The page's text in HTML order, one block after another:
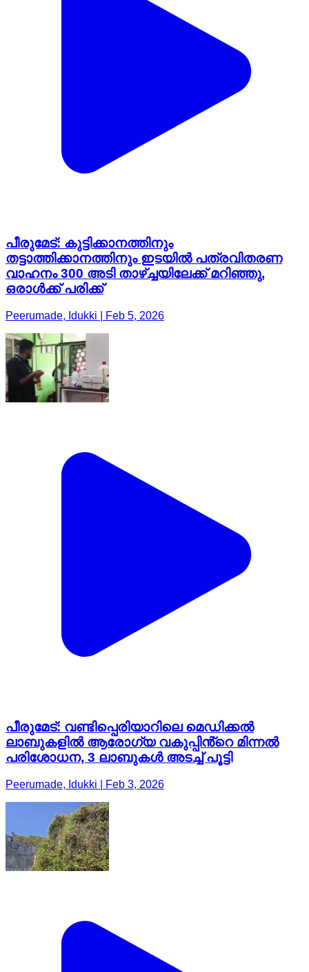
പീരുമേട്: കുട്ടിക്കാനത്തിനും
തട്ടാത്തിക്കാനത്തിനും ഇടയിൽ പത്രവിതരണ
വാഹനം 300 അടി താഴ്ച്ചയിലേക്ക് മറിഞ്ഞു,
ഒരാൾക്ക് പരിക്ക്
Peerumade, Idukki | Feb 5, 2026
പീരുമേട്: വണ്ടിപ്പെരിയാറിലെ മെഡിക്കൽ
ലാബുകളിൽ ആരോഗ്യ വകുപ്പിൻ്റെ മിന്നൽ
പരിശോധന, 3 ലാബുകൾ അടച്ച് പൂട്ടി
Peerumade, Idukki | Feb 3, 2026